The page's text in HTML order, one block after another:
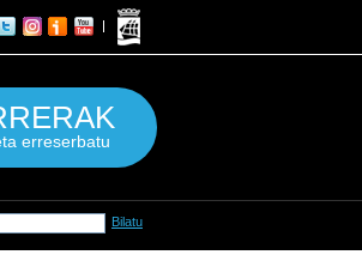
erreserbatu